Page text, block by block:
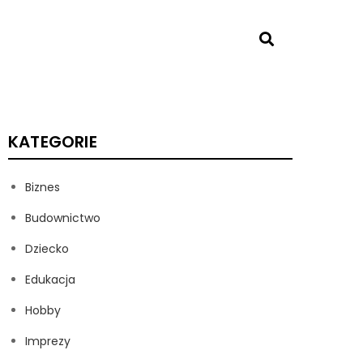
KATEGORIE
Biznes
Budownictwo
Dziecko
Edukacja
Hobby
Imprezy